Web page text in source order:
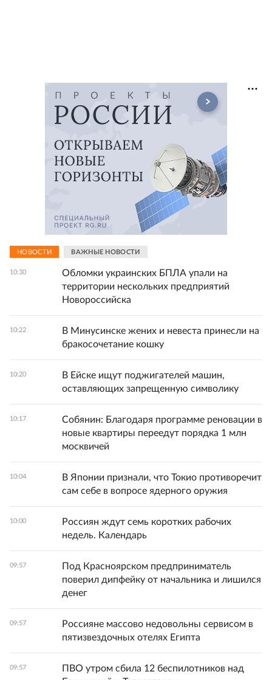
НОВОСТИ ВАЖНЫЕ НОВОСТИ
10:30
Обломки украинских БПЛА упали на
территории нескольких предприятий
Новороссийска
10:22
В Минусинске жених и невеста принесли на
бракосочетание кошку
10:20
В Ейске ищут поджигателей машин,
оставляющих запрещенную символику
10:17
Собянин: Благодаря программе реновации в
новые квартиры переедут порядка 1 млн
москвичей
10:04
В Японии признали, что Токио противоречит
сам себе в вопросе ядерного оружия
10:00
Россиян ждут семь коротких рабочих
недель. Календарь
09:57
Под Красноярском предприниматель
поверил дипфейку от начальника и лишился
денег
09:57
Россияне массово недовольны сервисом в
пятизвездочных отелях Египта
09:57
ПВО утром сбила 12 беспилотников над